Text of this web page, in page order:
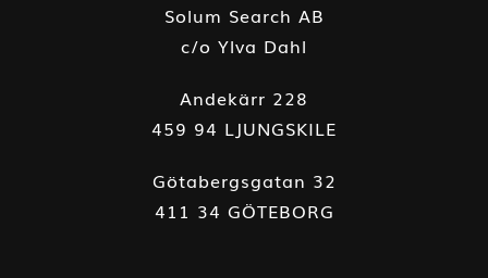
Solum Search AB
c/o Ylva Dahl
Andekärr 228
459 94 LJUNGSKILE
Götabergsgatan 32
411 34 GÖTEBORG